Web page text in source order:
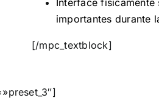
importantes durante
[/mpc_textblock]